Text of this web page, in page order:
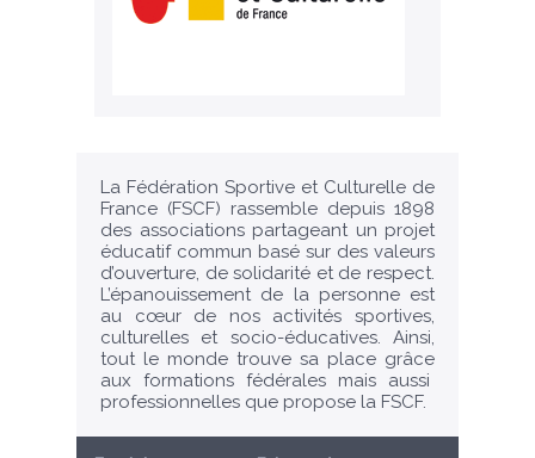
La Fédération Sportive et Culturelle de
France (FSCF) rassemble depuis 1898
des associations partageant un projet
éducatif commun basé sur des valeurs
d’ouverture, de solidarité et de respect.
L’épanouissement de la personne est
au cœur de nos activités sportives,
culturelles et socio-éducatives. Ainsi,
tout le monde trouve sa place grâce
aux formations fédérales mais aussi
professionnelles que propose la FSCF.